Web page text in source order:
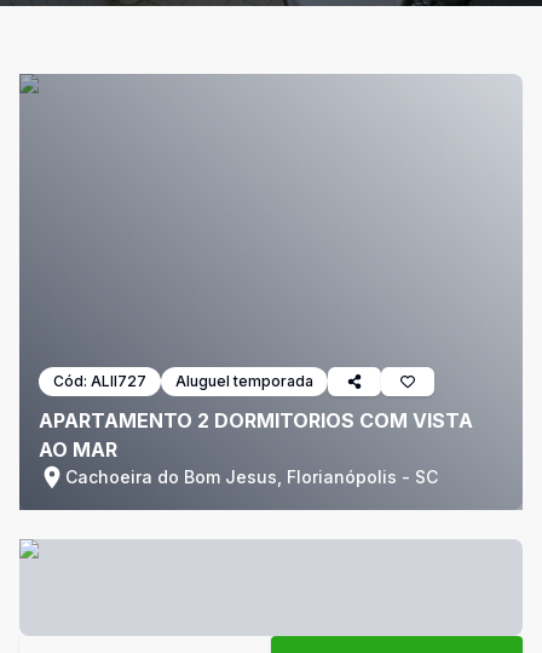
Cód: ALII727 Aluguel temporada
APARTAMENTO 2 DORMITORIOS COM VISTA
AO MAR
Cachoeira do Bom Jesus, Florianópolis - SC